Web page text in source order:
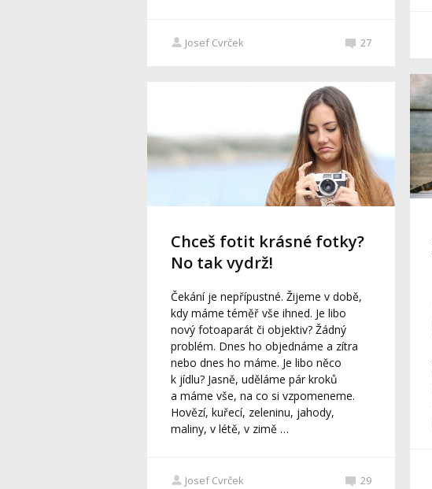
Josef Cvrček 27
Chceš fotit krásné fotky?
No tak vydrž!
Čekání je nepřípustné. Žijeme v době,
kdy máme téměř vše ihned. Je libo
nový fotoaparát či objektiv? Žádný
problém. Dnes ho objednáme a zítra
nebo dnes ho máme. Je libo něco
k jídlu? Jasně, uděláme pár kroků
a máme vše, na co si vzpomeneme.
Hovězí, kuřecí, zeleninu, jahody,
maliny, v létě, v zimě …
Josef Cvrček 29